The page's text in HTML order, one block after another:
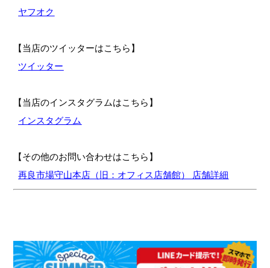
ヤフオク
【当店のツイッターはこちら】
ツイッター
【当店のインスタグラムはこちら】
インスタグラム
【その他のお問い合わせはこちら】
再良市場守山本店（旧：オフィス店舗館） 店舗詳細